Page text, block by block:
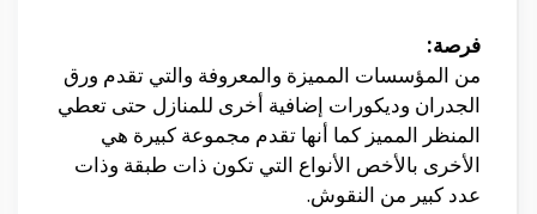
فرصة:
من المؤسسات المميزة والمعروفة والتي تقدم ورق
الجدران وديكورات إضافية أخرى للمنازل حتى تعطي
المنظر المميز كما أنها تقدم مجموعة كبيرة هي
الأخرى بالأخص الأنواع التي تكون ذات طبقة وذات
عدد كبير من النقوش.